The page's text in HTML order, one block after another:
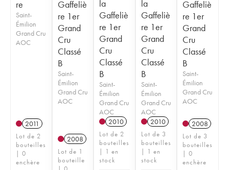
re
Saint-
Émilion
Grand Cru
AOC
2011
Lot de 2
bouteilles
| 0
enchère
Gaffeliè
re 1er
Grand
Cru
Classé
B
Saint-
Émilion
Grand Cru
AOC
2008
Lot de 1
bouteille
la
Gaffeliè
re 1er
Grand
Cru
Classé
B
Saint-
Émilion
Grand Cru
AOC
2010
Lot de 2
bouteilles
| 1 en
stock
la
Gaffeliè
re 1er
Grand
Cru
Classé
B
Saint-
Émilion
Grand Cru
AOC
2010
Lot de 3
bouteilles
| 1 en
stock
Gaffeliè
re 1er
Grand
Cru
Classé
B
Saint-
Émilion
Grand Cru
AOC
2008
Lot de 3
bouteilles
| 0
enchère